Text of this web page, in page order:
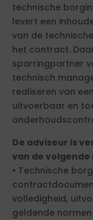
technische
levert een
van de
het contract.
sparringpartner
technisch
realiseren van
uitvoerbaar en
De adviseur is
van de
• Technische
volledigheid,
geldende